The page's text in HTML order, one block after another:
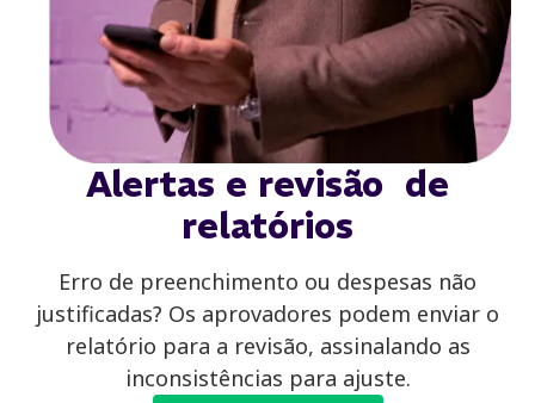
Alertas e revisão de
relatórios
Erro de preenchimento ou despesas não
justificadas? Os aprovadores podem enviar o
relatório para a revisão, assinalando as
inconsistências para ajuste.